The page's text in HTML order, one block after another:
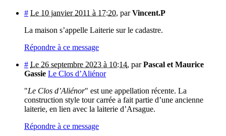
# Le 10 janvier 2011 à 17:20, parVincent.P
La maison s’appelle Laiterie sur le cadastre.
Répondre à ce message
# Le 26 septembre 2023 à 10:14, parPascal et Maurice
Gassie Le Clos d’Aliénor
"Le Clos d’Aliénor" est une appellation récente. La
construction style tour carrée a fait partie d’une ancienne
laiterie, en lien avec la laiterie d’Arsague.
Répondre à ce message